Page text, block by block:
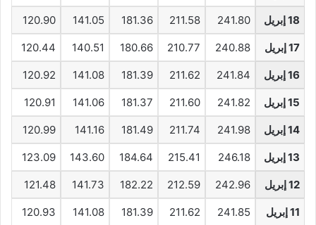
18 إبريل 241.80
211.58
181.36
141.05
120.90
17 إبريل 240.88
210.77
180.66
140.51
120.44
16 إبريل 241.84
211.62
181.39
141.08
120.92
15 إبريل 241.82
211.60
181.37
141.06
120.91
14 إبريل 241.98
211.74
181.49
141.16
120.99
13 إبريل 246.18
215.41
184.64
143.60
123.09
12 إبريل 242.96
212.59
182.22
141.73
121.48
11 إبريل 241.85
211.62
181.39
141.08
120.93